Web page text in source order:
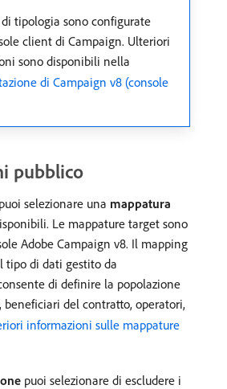
tipologia sono configurate
client di Campaign. Ulteriori
sono disponibili nella
di Campaign v8 (console
pubblico
selezionare una mappatura
Le mappature target sono
Adobe Campaign v8. Il mapping
tipo di dati gestito da
di definire la popolazione
del contratto, operatori,
informazioni sulle mappature
puoi selezionare di escludere i